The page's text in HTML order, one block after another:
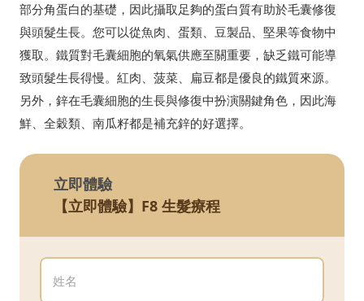
部分角蛋白的基礎，因此攝取足夠的蛋白質有助於毛囊修復
與頭髮生長。您可以從魚肉、蛋類、豆製品、堅果等食物中
獲取。鐵質對毛囊細胞的氧氣供應至關重要，缺乏鐵可能導
致頭髮生長得慢。紅肉、菠菜、扁豆都是優良的鐵質來源。
另外，鋅在毛囊細胞的生長與修復中扮演關鍵角色，因此海
鮮、全穀類、南瓜籽都是補充鋅的好選擇。
立即體驗
【立即體驗】F8 生髮療程